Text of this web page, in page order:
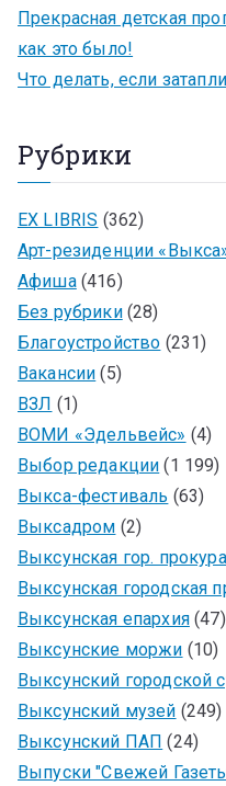
Прекрасная детская
как это было!
Что делать, если
Рубрики
EX LIBRIS (362)
Арт-резиденции
Афиша(416)
Без рубрики(28)
Благоустройство (231)
Вакансии (5)
ВЗЛ (1)
ВОМИ «Эдельвейс» (4)
Выбор редакции (1 199)
Выкса-фестиваль (63)
Выксадром (2)
Выксунская гор.
Выксунская городская
Выксунская епархия(47)
Выксунские моржи (10)
Выксунский городской
Выксунский музей (249)
Выксунский ПАП (24)
Выпуски "Свежей